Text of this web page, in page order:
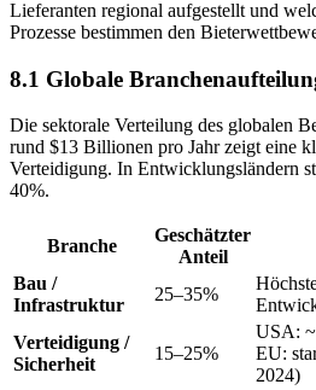
Lieferanten regional aufgestellt und
Prozesse bestimmen den
8.1 Globale
Die sektorale Verteilung des globalen
rund $13 Billionen pro Jahr zeigt eine
Verteidigung. In Entwicklungsländern
40%.
Branche
Geschätzter
Anteil
Bau /
Infrastruktur
25–35%
Verteidigung /
Sicherheit
15–25%
USA:
EU:
2024)